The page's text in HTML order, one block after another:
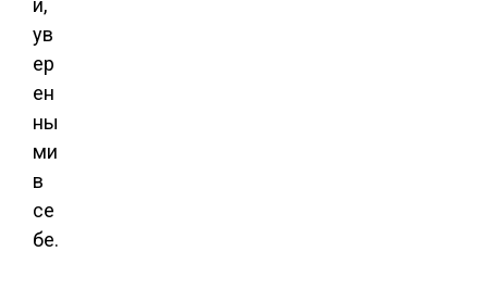
и,
ув
ер
ен
ны
ми
в
се
бе.